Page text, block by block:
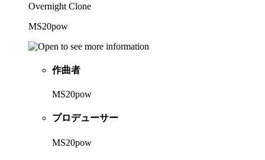
Overnight Clone
MS20pow
作曲者
MS20pow
プロデューサー
MS20pow